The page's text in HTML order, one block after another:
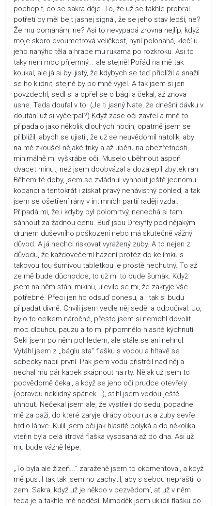
pochopit, co se sakra děje. To, že už se takhle probral
potřetí by měl bejt jasnej signál, že se jeho stav lepší, ne?
Že mu pomáhám, ne? Asi to nevypadá zrovna nejlíp, když
moje skoro dvoumetrová veličkost, nyní polonahá, klečí u
jeho nahýho těla a hrabe mu rukama po rozkroku. Asi to
taky není moc příjemný... ale stejně! Pořád na mě tak
koukal, ale já si byl jistý, že kdybych se teď přiblížil a snažil
se ho klidnit, stejně by po mně vyjel. A tak jsem si jen
povzdechl, sedl si a opřel se o bágl a čekal, až znova
usne. Teda doufal v to. (Je ti jasný Nate, že dnešní dávku v
doufání už si vyčerpal?) Když zase oči zavřel a mně to
připadalo jako několik dlouhých hodin, opatrně jsem se
přiblížil, abych se ujistil, že už se neuvědomil natolik, aby
na mě zkoušel nějaké triky a až uběru na obezřetnosti,
minimálně mi vyškrábe oči. Muselo uběhnout aspoň
dvacet minut, než jsem doobvázal a dozalepil zbytek ran.
Během té doby, jsem se zvládnul vyhnout ještě jednomu
kopanci a tentokrát i získat pravý nenávistný pohled, a tak
jsem se ošetření rány v intimních partií raději vzdal.
Připadá mi, že i kdyby byl polomrtvý, nenechá si tam
sáhnout za žádnou cenu. Buď jsou Dreiyffy pod nějakým
druhem duševního poškození nebo má skutečně vážný
důvod. A já nechci riskovat vyražený zuby. A to nejen z
důvodu, že každovečerní házení protéz do kelímku s
takovou tou šumivou tabletkou je prostě nechutný. To až
ze mě bude důchodce, to už mi to bude šumák. Když
jsem na něm stáhl mikinu, ulevilo se mi, že zakryje vše
potřebné. Přeci jen ho odsuď ponesu, a i tak si budu
připadat divně. Chvíli jsem vedle něj seděl a odpočíval. Jo,
bylo to celkem náročné, přesto jsem si nemohl dovolit
moc dlouhou pauzu a to mi připomnělo hlasité kýchnutí.
Sekl jsem po něm pohledem, ale stále se ani nehnul.
Vytáhl jsem z ,,báglu sta“ flašku s vodou a hltavě se
sobecky napil první. Pak jsem vodu přistrčil nad něj a
nechal mu pár kapek skápnout na rty. Nějak už jsem to
podvědomě čekal, a když se jeho oči prudce otevřely
(opravdu neklidný spánek...), stihl jsem vodou ještě
uhnout. Nečekal jsem ale, že vystřelí do sedu, popadne
mě za paži, do které zaryje drápy obou ruk a zuby sevře
hrdlo láhve. Kulil jsem oči jak hlasitě polyká a do několika
vteřin byla celá litrová flaška vysosaná až do dna. Asi už
mu bude vážně lépe.
„To byla ale žízeň...“ zaraženě jsem to okomentoval, a když
mě pustil tak tak jsem ho zachytil, aby s sebou nepraštil o
zem. Sakra, když už je někdo v bezvědomí, ať už v něm
teda je a takhle mě neděsí! Mimoděk jsem uklidil flašku do